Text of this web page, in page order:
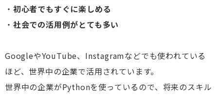
・ 初心者でもすぐに楽しめる
・ 社会での活用例がとても多い
GoogleやYouTube、Instagramなどでも使われている
ほど、世界中の企業で活用されています。
世界中の企業がPythonを使っているので、将来のスキル